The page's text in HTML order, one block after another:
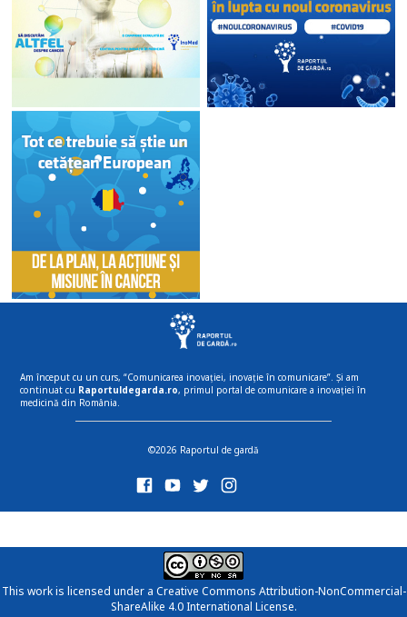
Am început cu un curs, “Comunicarea inovației, inovație în comunicare”. Și am
continuat cu Raportuldegarda.ro, primul portal de comunicare a inovației în
medicină din România.
©2026 Raportul de gardă
This work is licensed under a Creative Commons Attribution-NonCommercial-
ShareAlike 4.0 International License.